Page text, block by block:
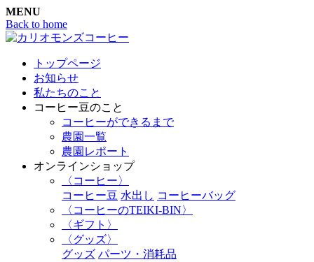
MENU
Back to home
トップページ
お知らせ
私たちのこと
コーヒー豆のこと
コーヒーができるまで
農園一覧
農園レポート
オンラインショップ
〈コーヒー〉
コーヒー豆 水出し コーヒーバッグ
〈コーヒーのTEIKI-BIN〉
〈ギフト〉
〈グッズ〉
グッズ パーツ・消耗品